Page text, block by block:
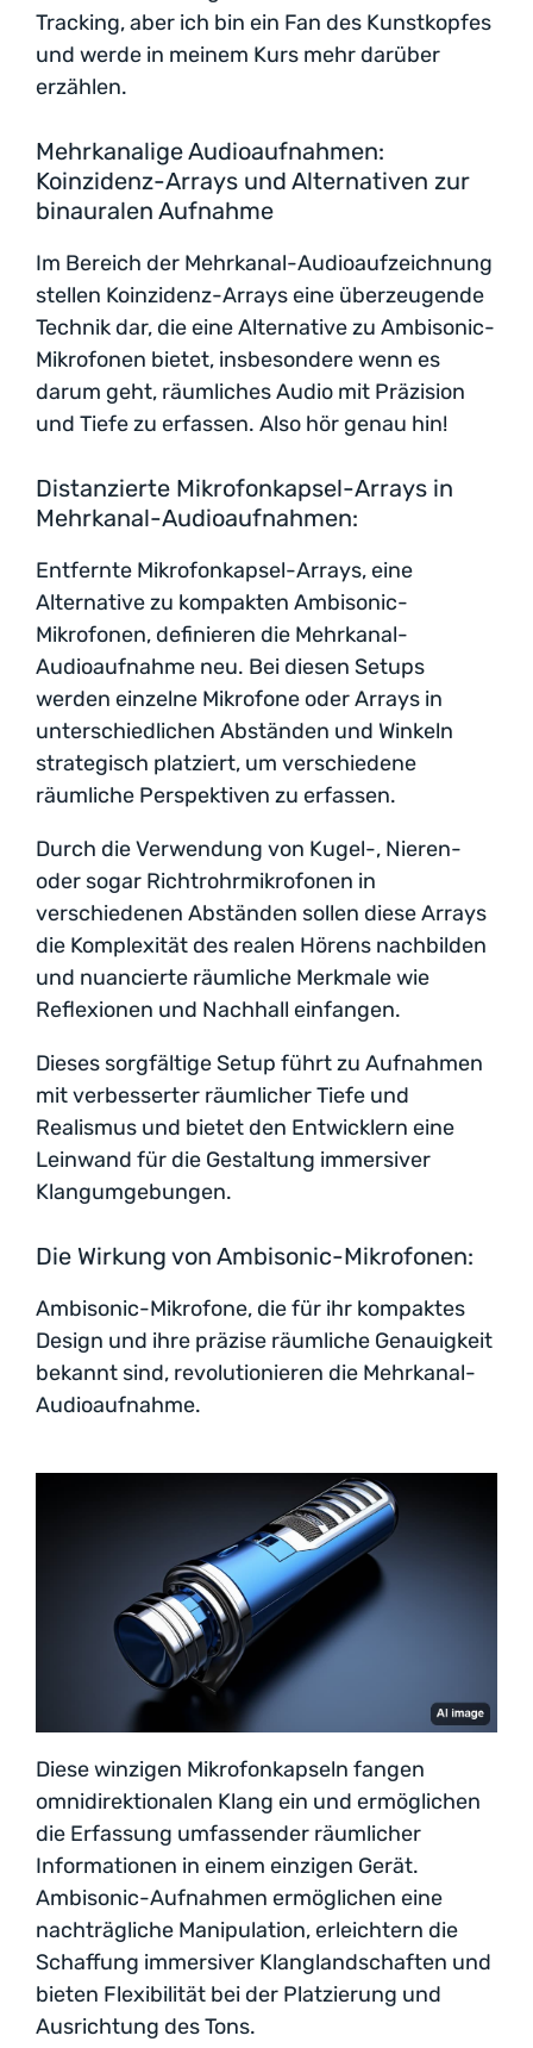
Tracking, aber ich bin ein Fan des Kunstkopfes
und werde in meinem Kurs mehr darüber
erzählen.
Mehrkanalige Audioaufnahmen:
Koinzidenz-Arrays und Alternativen zur
binauralen Aufnahme
Im Bereich der Mehrkanal-Audioaufzeichnung
stellen Koinzidenz-Arrays eine überzeugende
Technik dar, die eine Alternative zu Ambisonic-
Mikrofonen bietet, insbesondere wenn es
darum geht, räumliches Audio mit Präzision
und Tiefe zu erfassen. Also hör genau hin!
Distanzierte Mikrofonkapsel-Arrays in
Mehrkanal-Audioaufnahmen:
Entfernte Mikrofonkapsel-Arrays, eine
Alternative zu kompakten Ambisonic-
Mikrofonen, definieren die Mehrkanal-
Audioaufnahme neu. Bei diesen Setups
werden einzelne Mikrofone oder Arrays in
unterschiedlichen Abständen und Winkeln
strategisch platziert, um verschiedene
räumliche Perspektiven zu erfassen.
Durch die Verwendung von Kugel-, Nieren-
oder sogar Richtrohrmikrofonen in
verschiedenen Abständen sollen diese Arrays
die Komplexität des realen Hörens nachbilden
und nuancierte räumliche Merkmale wie
Reflexionen und Nachhall einfangen.
Dieses sorgfältige Setup führt zu Aufnahmen
mit verbesserter räumlicher Tiefe und
Realismus und bietet den Entwicklern eine
Leinwand für die Gestaltung immersiver
Klangumgebungen.
Die Wirkung von Ambisonic-Mikrofonen:
Ambisonic-Mikrofone, die für ihr kompaktes
Design und ihre präzise räumliche Genauigkeit
bekannt sind, revolutionieren die Mehrkanal-
Audioaufnahme.
Diese winzigen Mikrofonkapseln fangen
omnidirektionalen Klang ein und ermöglichen
die Erfassung umfassender räumlicher
Informationen in einem einzigen Gerät.
Ambisonic-Aufnahmen ermöglichen eine
nachträgliche Manipulation, erleichtern die
Schaffung immersiver Klanglandschaften und
bieten Flexibilität bei der Platzierung und
Ausrichtung des Tons.